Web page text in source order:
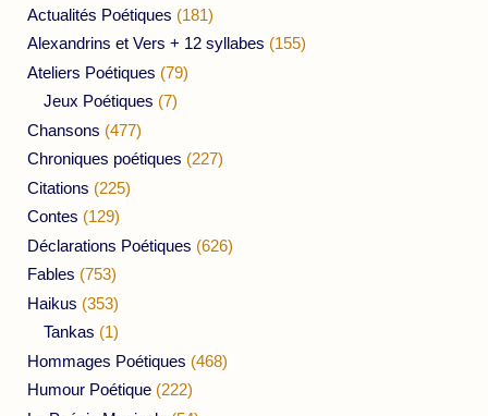
Actualités Poétiques (181)
Alexandrins et Vers + 12 syllabes (155)
Ateliers Poétiques (79)
Jeux Poétiques (7)
Chansons (477)
Chroniques poétiques (227)
Citations (225)
Contes (129)
Déclarations Poétiques (626)
Fables (753)
Haikus (353)
Tankas (1)
Hommages Poétiques (468)
Humour Poétique (222)